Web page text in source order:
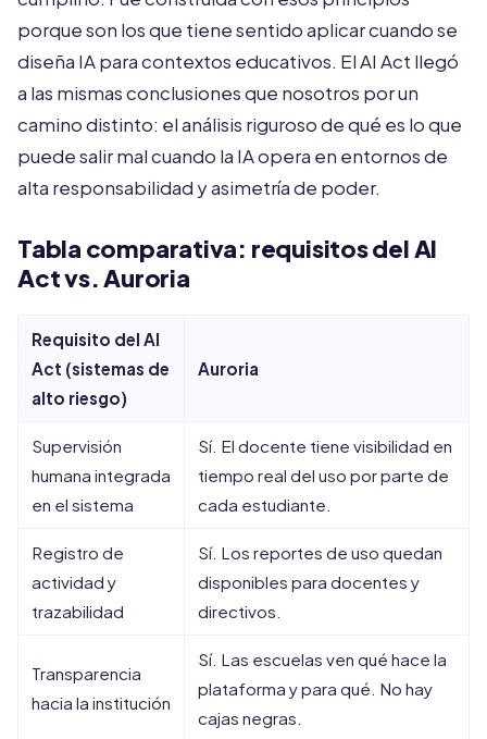
porque son los que tiene sentido aplicar cuando se
diseña IA para contextos educativos. El AI Act llegó
a las mismas conclusiones que nosotros por un
camino distinto: el análisis riguroso de qué es lo que
puede salir mal cuando la IA opera en entornos de
alta responsabilidad y asimetría de poder.
Tabla comparativa: requisitos del AI
Act vs. Auroria
Requisito del AI
Act (sistemas de
alto riesgo)
Auroria
Supervisión
humana integrada
en el sistema
Sí. El docente tiene visibilidad en
tiempo real del uso por parte de
cada estudiante.
Registro de
actividad y
trazabilidad
Sí. Los reportes de uso quedan
disponibles para docentes y
directivos.
Transparencia
hacia la institución
Sí. Las escuelas ven qué hace la
plataforma y para qué. No hay
cajas negras.